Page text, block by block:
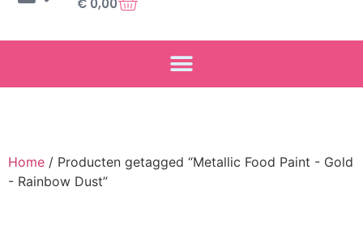
€ 0,00
Home / Producten getagged “Metallic Food Paint - Gold
- Rainbow Dust”